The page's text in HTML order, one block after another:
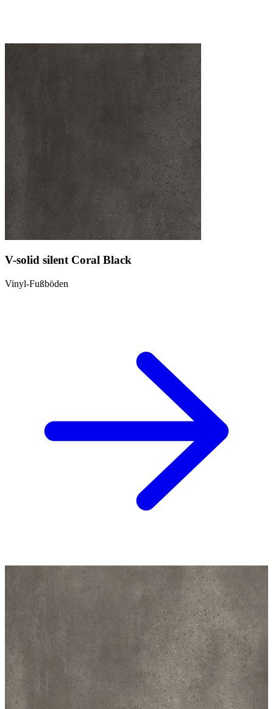
V-solid silent Coral Black
Vinyl-Fußböden